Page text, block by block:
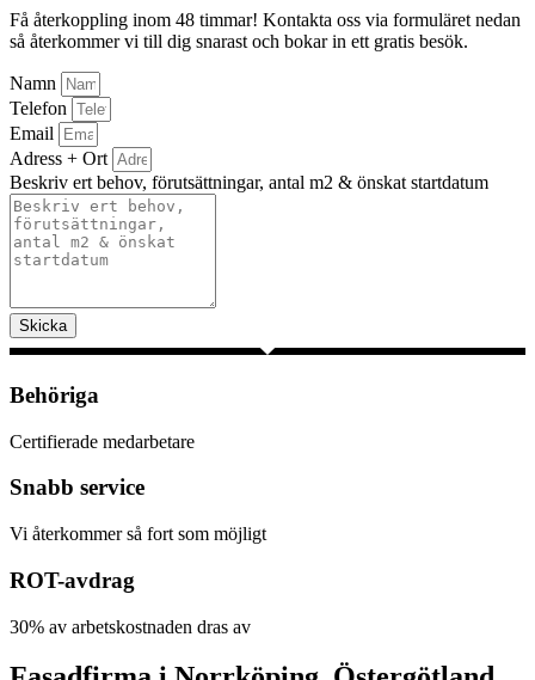
Få återkoppling inom 48 timmar! Kontakta oss via formuläret nedan
så återkommer vi till dig snarast och bokar in ett gratis besök.
Namn
Telefon
Email
Adress + Ort
Beskriv ert behov, förutsättningar, antal m2 & önskat startdatum
Skicka
Behöriga
Certifierade medarbetare
Snabb service
Vi återkommer så fort som möjligt
ROT-avdrag
30% av arbetskostnaden dras av